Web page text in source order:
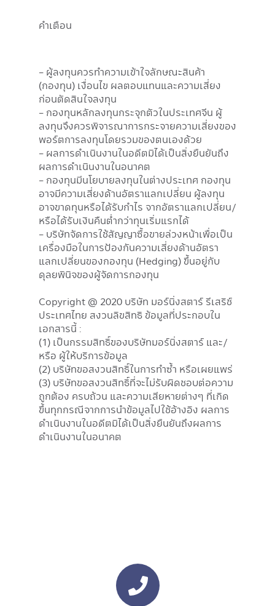
คำเตือน
- ผู้ลงทุนควรทำความเข้าใจลักษณะสินค้า
(กองทุน) เงื่อนไข ผลตอบแทนและความเสี่ยง
ก่อนตัดสินใจลงทุน
- กองทุนหลักลงทุนกระจุกตัวในประเทศจีน ผู้
ลงทุนจึงควรพิจารณาการกระจายความเสี่ยงของ
พอร์ตการลงทุนโดยรวมของตนเองด้วย
- ผลการดำเนินงานในอดีตมิได้เป็นสิ่งยืนยันถึง
ผลการดำเนินงานในอนาคต
- กองทุนมีนโยบายลงทุนในต่างประเทศ กองทุน
อาจมีความเสี่ยงด้านอัตราแลกเปลี่ยน ผู้ลงทุน
อาจขาดทุนหรือได้รับกำไร จากอัตราแลกเปลี่ยน/
หรือได้รับเงินคืนต่ำกว่าทุนเริ่มแรกได้
- บริษัทจัดการใช้สัญญาซื้อขายล่วงหน้าเพื่อเป็น
เครื่องมือในการป้องกันความเสี่ยงด้านอัตรา
แลกเปลี่ยนของกองทุน (Hedging) ขึ้นอยู่กับ
ดุลยพินิจของผู้จัดการกองทุน
Copyright @ 2020 บริษัท มอร์นิ่งสตาร์ รีเสริช์
ประเทศไทย สงวนลิขสิทธิ ข้อมูลที่ประกอบใน
เอกสารนี้ :
(1) เป็นกรรมสิทธิ์ของบริษัทมอร์นิ่งสตาร์ และ/
หรือ ผู้ให้บริการข้อมูล
(2) บริษัทขอสงวนสิทธิ์ในการทำซ้ำ หรือเผยแพร่
(3) บริษัทขอสงวนสิทธิ์ที่จะไม่รับผิดชอบต่อความ
ถูกต้อง ครบถ้วน และความเสียหายต่างๆ ที่เกิด
ขึ้นทุกกรณีจากการนำข้อมูลไปใช้อ้างอิง ผลการ
ดำเนินงานในอดีตมิได้เป็นสิ่งยืนยันถึงผลการ
ดำเนินงานในอนาคต